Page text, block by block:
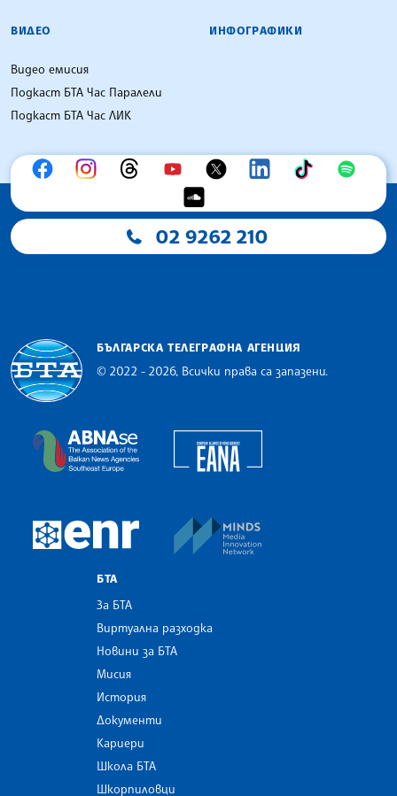
ВИДЕО
Видео емисия
Подкаст БТА Час Паралели
Подкаст БТА Час ЛИК
ИНФОГРАФИКИ
02 9262 210
БЪЛГАРСКА ТЕЛЕГРАФНА АГЕНЦИЯ
© 2022 - 2026, Всички права са запазени.
The Assocoation of the Balkan News Agencies
European Newsroom
БТА
За БТА
Виртуална разходка
Новини за БТА
Мисия
История
Документи
Кариери
Школа БТА
Шкорпиловци